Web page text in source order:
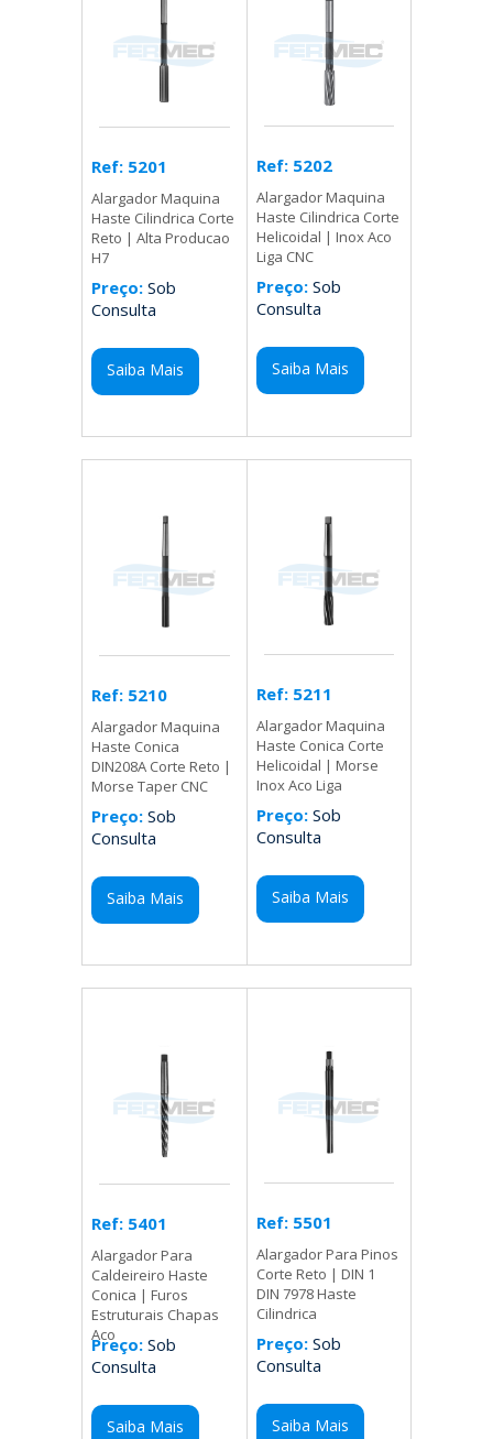
Ref: 5201
Alargador Maquina
Haste Cilindrica Corte
Reto | Alta Producao
H7
Preço: Sob
Consulta
Saiba Mais
Ref: 5202
Alargador Maquina
Haste Cilindrica Corte
Helicoidal | Inox Aco
Liga CNC
Preço:Sob
Consulta
Saiba Mais
Ref: 5210
Alargador Maquina
Haste Conica
DIN208A Corte Reto |
Morse Taper CNC
Preço: Sob
Consulta
Saiba Mais
Ref: 5211
Alargador Maquina
Haste Conica Corte
Helicoidal | Morse
Inox Aco Liga
Preço:Sob
Consulta
Saiba Mais
Ref: 5401
Alargador Para
Caldeireiro Haste
Conica | Furos
Estruturais Chapas
Aco
Preço: Sob
Consulta
Saiba Mais
Ref: 5501
Alargador Para Pinos
Corte Reto | DIN 1
DIN 7978 Haste
Cilindrica
Preço:Sob
Consulta
Saiba Mais